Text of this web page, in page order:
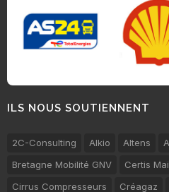
ILS NOUS SOUTIENNENT
2C-Consulting Alkio Altens
Bretagne Mobilité GNV
Certis
Cirrus Compresseurs
Créagaz